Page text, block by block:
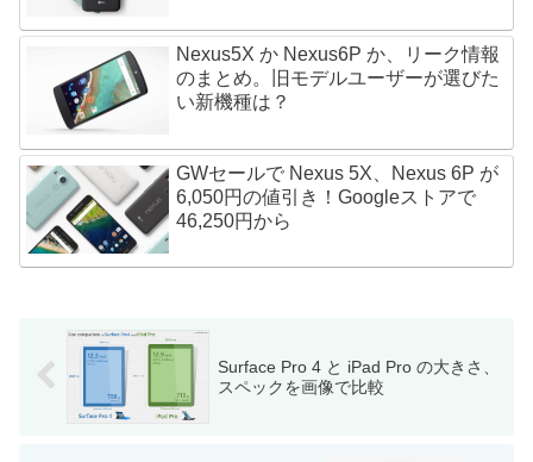
Nexus5X か Nexus6P か、リーク情報
のまとめ。旧モデルユーザーが選びた
い新機種は？
GWセールで Nexus 5X、Nexus 6P が
6,050円の値引き！Googleストアで
46,250円から
Surface Pro 4 と iPad Pro の大きさ、
スペックを画像で比較